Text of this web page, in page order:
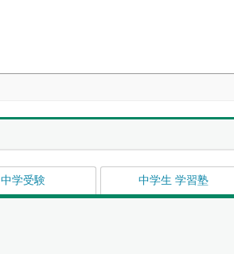
中学受験 中学生 学習塾